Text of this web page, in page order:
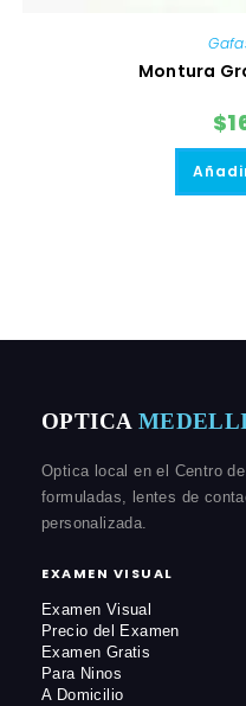
Montura
$
OPTICA
Optica local en el Centro
formuladas, lentes de
personalizada.
EXAMEN VISUAL
Examen Visual
Precio del Examen
Examen Gratis
Para Ninos
A Domicilio